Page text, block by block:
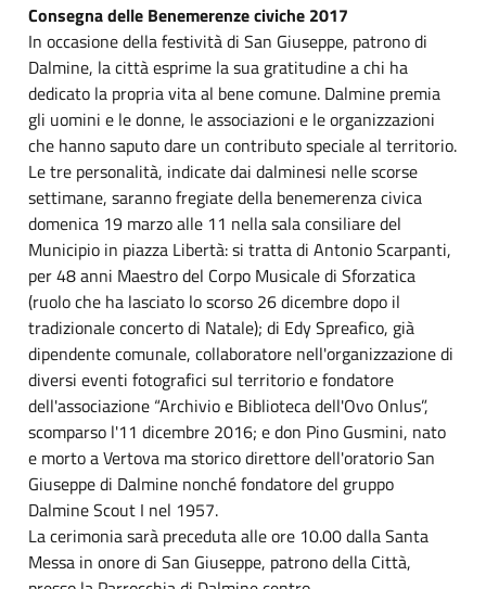
Consegna delle Benemerenze civiche 2017
In occasione della festività di San Giuseppe, patrono di
Dalmine, la città esprime la sua gratitudine a chi ha
dedicato la propria vita al bene comune. Dalmine premia
gli uomini e le donne, le associazioni e le organizzazioni
che hanno saputo dare un contributo speciale al territorio.
Le tre personalità, indicate dai dalminesi nelle scorse
settimane, saranno fregiate della benemerenza civica
domenica 19 marzo alle 11 nella sala consiliare del
Municipio in piazza Libertà: si tratta di Antonio Scarpanti,
per 48 anni Maestro del Corpo Musicale di Sforzatica
(ruolo che ha lasciato lo scorso 26 dicembre dopo il
tradizionale concerto di Natale); di Edy Spreafico, già
dipendente comunale, collaboratore nell'organizzazione di
diversi eventi fotografici sul territorio e fondatore
dell'associazione “Archivio e Biblioteca dell'Ovo Onlus”,
scomparso l'11 dicembre 2016; e don Pino Gusmini, nato
e morto a Vertova ma storico direttore dell'oratorio San
Giuseppe di Dalmine nonché fondatore del gruppo
Dalmine Scout I nel 1957.
La cerimonia sarà preceduta alle ore 10.00 dalla Santa
Messa in onore di San Giuseppe, patrono della Città,